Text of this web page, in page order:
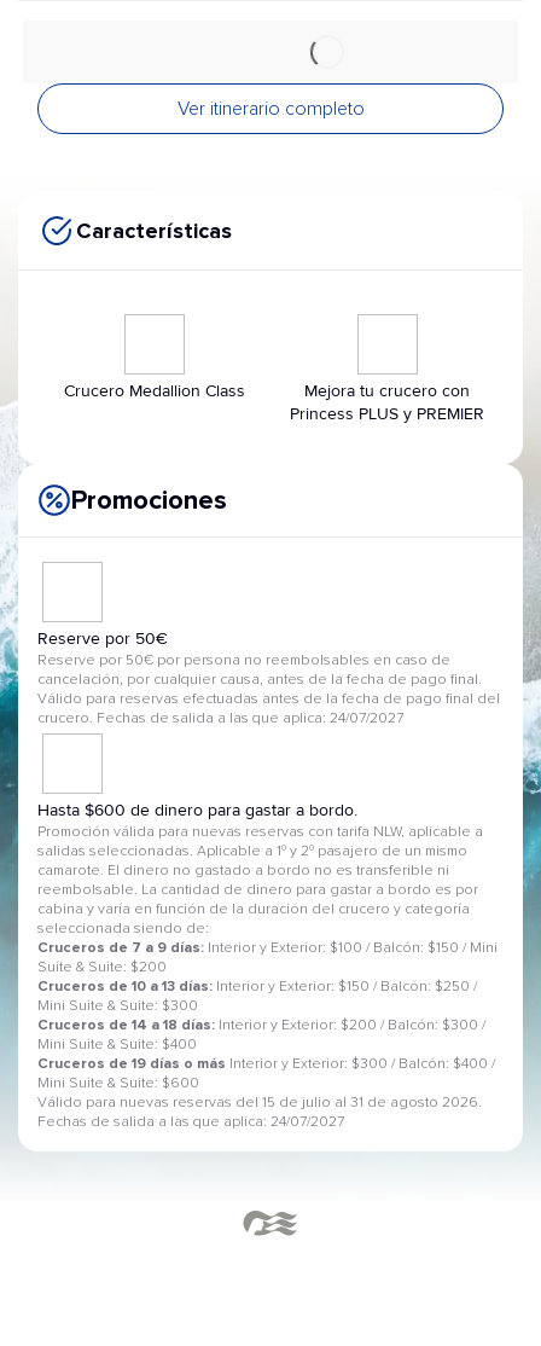
Ver itinerario completo
Características
Crucero Medallion Class
Mejora tu crucero con
Princess PLUS y PREMIER
Promociones
Reserve por 50€
Reserve por 50€ por persona no reembolsables en caso de
cancelación, por cualquier causa, antes de la fecha de pago final.
Válido para reservas efectuadas antes de la fecha de pago final del
crucero. Fechas de salida a las que aplica: 24/07/2027
Hasta $600 de dinero para gastar a bordo.
Promoción válida para nuevas reservas con tarifa NLW, aplicable a
salidas seleccionadas. Aplicable a 1º y 2º pasajero de un mismo
camarote. El dinero no gastado a bordo no es transferible ni
reembolsable. La cantidad de dinero para gastar a bordo es por
cabina y varía en función de la duración del crucero y categoría
seleccionada siendo de:
Cruceros de 7 a 9 días: Interior y Exterior: $100 / Balcón: $150 / Mini
Suite & Suite: $200
Cruceros de 10 a 13 días: Interior y Exterior: $150 / Balcón: $250 /
Mini Suite & Suite: $300
Cruceros de 14 a 18 días: Interior y Exterior: $200 / Balcón: $300 /
Mini Suite & Suite: $400
Cruceros de 19 días o más
Interior y Exterior: $300 / Balcón: $400 /
Mini Suite & Suite: $600
Válido para nuevas reservas del 15 de julio al 31 de agosto 2026.
Fechas de salida a las que aplica: 24/07/2027